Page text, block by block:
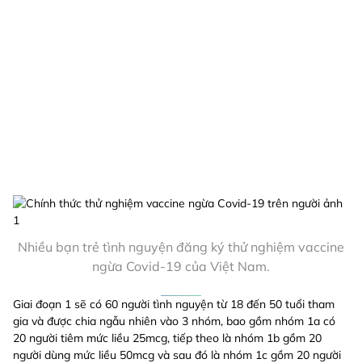
Nhiều bạn trẻ tình nguyện đăng ký thử nghiệm vaccine
ngừa Covid-19 của Việt Nam.
Giai đoạn 1 sẽ có 60 người tình nguyện từ 18 đến 50 tuổi tham
gia và được chia ngẫu nhiên vào 3 nhóm, bao gồm nhóm 1a có
20 người tiêm mức liều 25mcg, tiếp theo là nhóm 1b gồm 20
người dùng mức liều 50mcg và sau đó là nhóm 1c gồm 20 người